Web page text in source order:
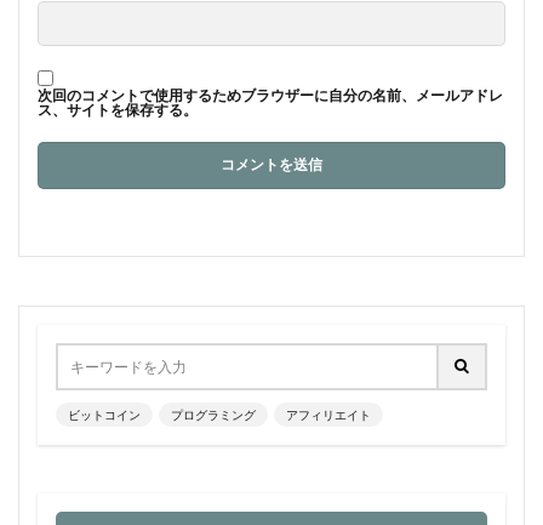
次回のコメントで使用するためブラウザーに自分の名前、メールアドレ
ス、サイトを保存する。
ビットコイン プログラミング アフィリエイト